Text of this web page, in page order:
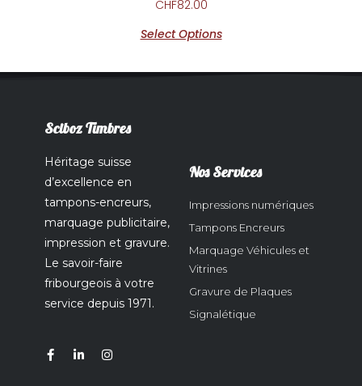
CHF82.00
Select Options
Sciboz Timbres
Héritage suisse
d’excellence en
tampons-encreurs,
marquage publicitaire,
impression et gravure.
Le savoir-faire
fribourgeois à votre
service depuis 1971.
Nos Services
Impressions numériques
Tampons Encreurs
Marquage Véhicules et
Vitrines
Gravure de Plaques
Signalétique